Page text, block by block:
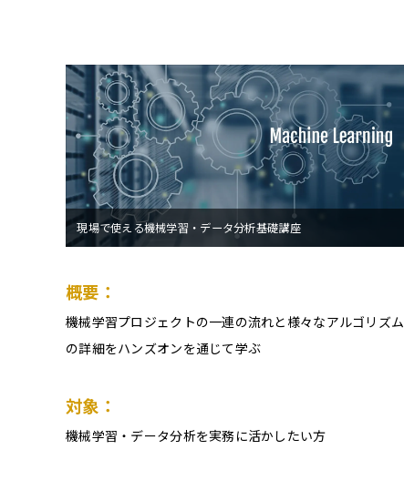
現場で使える機械学習・データ分析基礎講座
概要：
機械学習プロジェクトの一連の流れと様々なアルゴリズム
の詳細をハンズオンを通じて学ぶ
対象：
機械学習・データ分析を実務に活かしたい方